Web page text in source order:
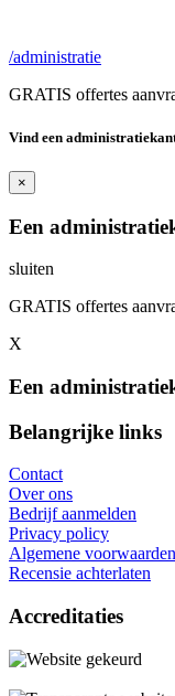
/administratie
GRATIS offertes
Vind een
×
Een
sluiten
GRATIS offertes
X
Een
Belangrijke links
Contact
Over ons
Bedrijf aanmelden
Privacy policy
Algemene voorwaarden
Recensie achterlaten
Accreditaties